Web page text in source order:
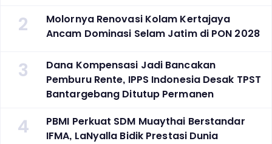
2
Molornya Renovasi Kolam Kertajaya
Ancam Dominasi Selam Jatim di PON 2028
3
Dana Kompensasi Jadi Bancakan
Pemburu Rente, IPPS Indonesia Desak TPST
Bantargebang Ditutup Permanen
4
PBMI Perkuat SDM Muaythai Berstandar
IFMA, LaNyalla Bidik Prestasi Dunia